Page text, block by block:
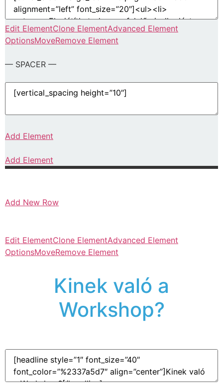
Edit ElementClone ElementAdvanced Element
OptionsMoveRemove Element
— SPACER —
Add Element
Add Element
Add New Row
Edit ElementClone ElementAdvanced Element
OptionsMoveRemove Element
Kinek való a
Workshop?